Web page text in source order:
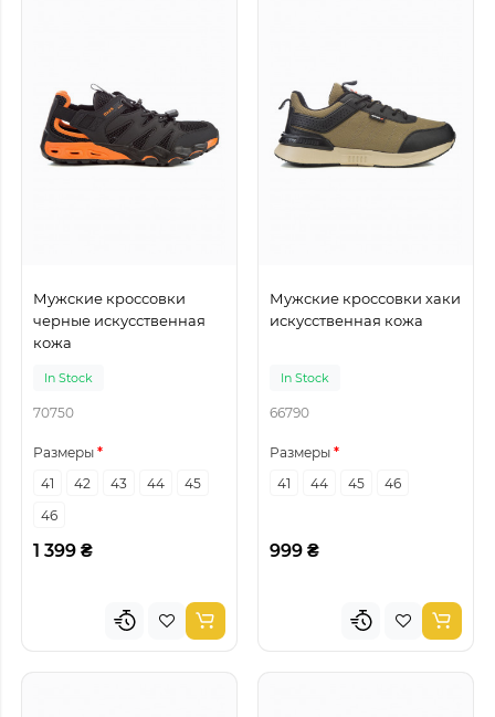
Мужские кроссовки
черные искусственная
кожа
In Stock
70750
Размеры
41
42 43 44
45
46
1 399 ₴
Мужские кроссовки хаки
искусственная кожа
In Stock
66790
Размеры
41
44 45 46
999 ₴